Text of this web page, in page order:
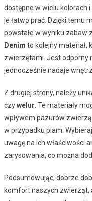
dostępne w wielu kolorach
je łatwo prać. Dzięki temu
powstałe w wyniku zabaw
Denim to kolejny materiał,
zwierzętami. Jest odporny
jednocześnie nadaje
Z drugiej strony, należy
czywelur . Te materiały
wpływem pazurów
w przypadku plam.
uwagę na ich właściwości
zarysowania, co można
Podsumowując, dobrze
komfort naszych zwierząt,